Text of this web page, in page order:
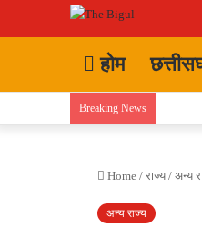
होम
Breaking News
Home / राज्य / अन्य
अन्य राज्य